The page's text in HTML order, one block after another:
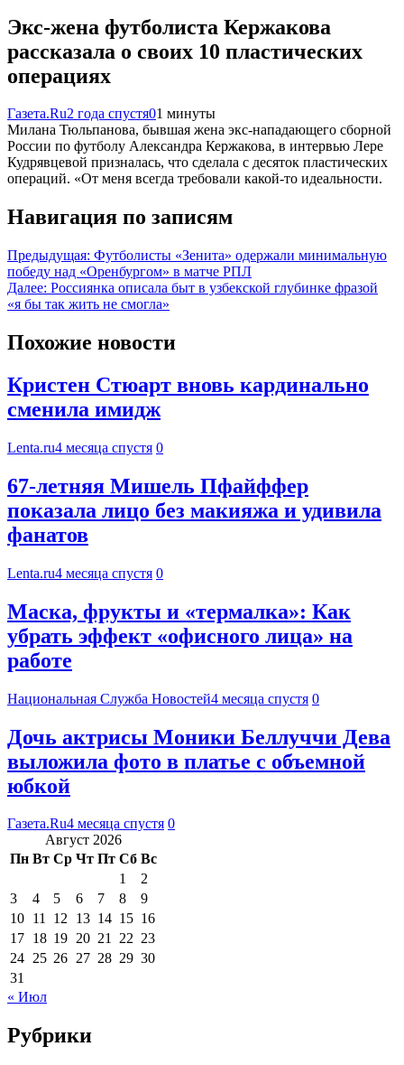
Экс-жена футболиста Кержакова
рассказала о своих 10 пластических
операциях
Газета.Ru2 года спустя01 минуты
Милана Тюльпанова, бывшая жена экс-нападающего сборной
России по футболу Александра Кержакова, в интервью Лере
Кудрявцевой призналась, что сделала с десяток пластических
операций. «От меня всегда требовали какой-то идеальности.
Навигация по записям
Предыдущая: Футболисты «Зенита» одержали минимальную
победу над «Оренбургом» в матче РПЛ
Далее: Россиянка описала быт в узбекской глубинке фразой
«я бы так жить не смогла»
Похожие новости
Кристен Стюарт вновь кардинально
сменила имидж
Lenta.ru4 месяца спустя 0
67-летняя Мишель Пфайффер
показала лицо без макияжа и удивила
фанатов
Lenta.ru4 месяца спустя 0
Маска, фрукты и «термалка»: Как
убрать эффект «офисного лица» на
работе
Национальная Служба Новостей4 месяца спустя 0
Дочь актрисы Моники Беллуччи Дева
выложила фото в платье с объемной
юбкой
Газета.Ru4 месяца спустя 0
Август 2026
Пн Вт Ср Чт Пт Сб Вс
1
2
3
4 5 6 7 8
9
10 11 12 13 14 15 16
17 18 19 20 21 22 23
24 25 26 27 28 29 30
31
« Июл
Рубрики